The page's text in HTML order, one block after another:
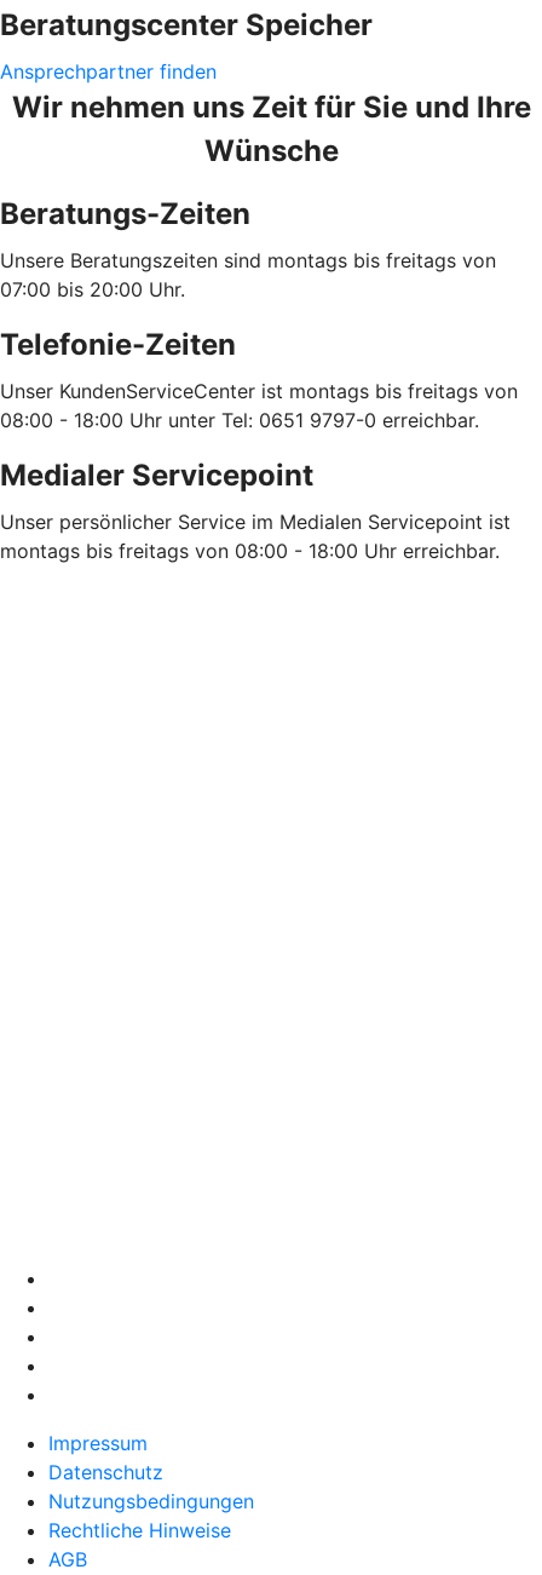
Beratungscenter Speicher
Ansprechpartner finden
Wir nehmen uns Zeit für Sie und Ihre
Wünsche
Beratungs-Zeiten
Unsere Beratungszeiten sind montags bis freitags von
07:00 bis 20:00 Uhr.
Telefonie-Zeiten
Unser KundenServiceCenter ist montags bis freitags von
08:00 - 18:00 Uhr unter Tel: 0651 9797-0 erreichbar.
Medialer Servicepoint
Unser persönlicher Service im Medialen Servicepoint ist
montags bis freitags von 08:00 - 18:00 Uhr erreichbar.
Impressum
Datenschutz
Nutzungsbedingungen
Rechtliche Hinweise
AGB